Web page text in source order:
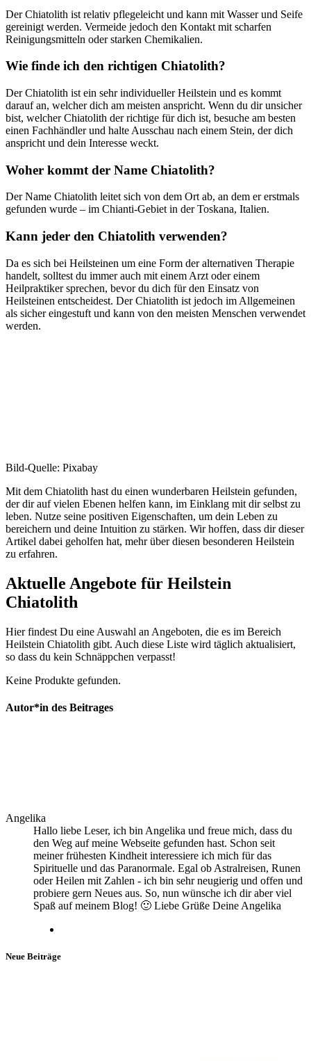
Der Chiatolith ist relativ pflegeleicht und kann mit Wasser und Seife
gereinigt werden. Vermeide jedoch den Kontakt mit scharfen
Reinigungsmitteln oder starken Chemikalien.
Wie finde ich den richtigen Chiatolith?
Der Chiatolith ist ein sehr individueller Heilstein und es kommt
darauf an, welcher dich am meisten anspricht. Wenn du dir unsicher
bist, welcher Chiatolith der richtige für dich ist, besuche am besten
einen Fachhändler und halte Ausschau nach einem Stein, der dich
anspricht und dein Interesse weckt.
Woher kommt der Name Chiatolith?
Der Name Chiatolith leitet sich von dem Ort ab, an dem er erstmals
gefunden wurde – im Chianti-Gebiet in der Toskana, Italien.
Kann jeder den Chiatolith verwenden?
Da es sich bei Heilsteinen um eine Form der alternativen Therapie
handelt, solltest du immer auch mit einem Arzt oder einem
Heilpraktiker sprechen, bevor du dich für den Einsatz von
Heilsteinen entscheidest. Der Chiatolith ist jedoch im Allgemeinen
als sicher eingestuft und kann von den meisten Menschen verwendet
werden.
Bild-Quelle: Pixabay
Mit dem Chiatolith hast du einen wunderbaren Heilstein gefunden,
der dir auf vielen Ebenen helfen kann, im Einklang mit dir selbst zu
leben. Nutze seine positiven Eigenschaften, um dein Leben zu
bereichern und deine Intuition zu stärken. Wir hoffen, dass dir dieser
Artikel dabei geholfen hat, mehr über diesen besonderen Heilstein
zu erfahren.
Aktuelle Angebote für Heilstein
Chiatolith
Hier findest Du eine Auswahl an Angeboten, die es im Bereich
Heilstein Chiatolith gibt. Auch diese Liste wird täglich aktualisiert,
so dass du kein Schnäppchen verpasst!
Keine Produkte gefunden.
Autor*in des Beitrages
Angelika
Hallo liebe Leser, ich bin Angelika und freue mich, dass du
den Weg auf meine Webseite gefunden hast. Schon seit
meiner frühesten Kindheit interessiere ich mich für das
Spirituelle und das Paranormale. Egal ob Astralreisen, Runen
oder Heilen mit Zahlen - ich bin sehr neugierig und offen und
probiere gern Neues aus. So, nun wünsche ich dir aber viel
Spaß auf meinem Blog! 🙂 Liebe Grüße Deine Angelika
Neue Beiträge